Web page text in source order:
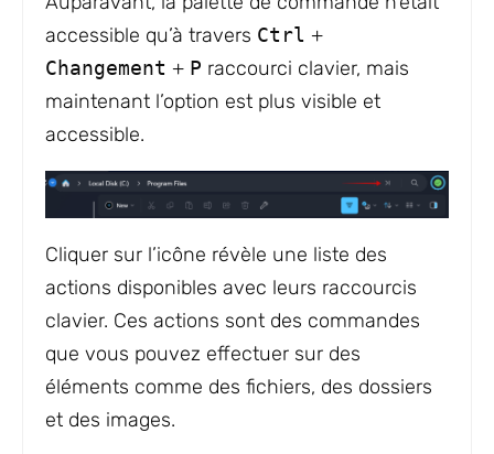
accessible qu’à travers Ctrl +
Changement + P raccourci clavier, mais
maintenant l’option est plus visible et
accessible.
Cliquer sur l’icône révèle une liste des
actions disponibles avec leurs raccourcis
clavier. Ces actions sont des commandes
que vous pouvez effectuer sur des
éléments comme des fichiers, des dossiers
et des images.